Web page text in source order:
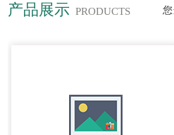
产品展示 PRODUCTS 您